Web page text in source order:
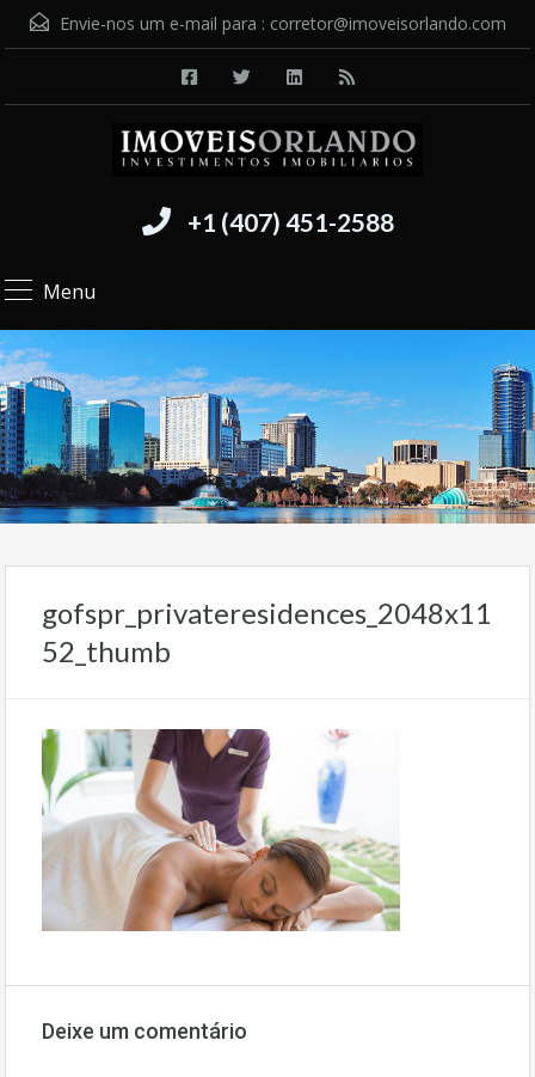
Envie-nos um e-mail para : corretor@imoveisorlando.com
+1 (407) 451-2588
Menu
gofspr_privateresidences_2048x11
52_thumb
Deixe um comentário